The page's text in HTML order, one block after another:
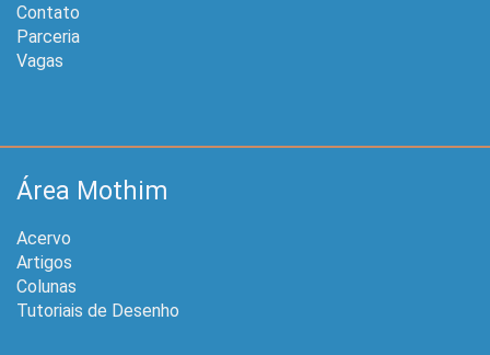
Contato
Parceria
Vagas
Área Mothim
Acervo
Artigos
Colunas
Tutoriais de Desenho